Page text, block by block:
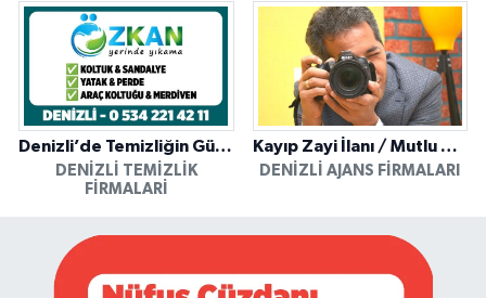
Denizli’de Temizliğin Güvenilir Adresi: Özkan Yerinde Yıkama
DENIZLI TEMIZLIK
FIRMALARI
Kayıp Zayi İlanı / Mutlu Ajans / Denizli
DENIZLI AJANS FIRMALARI